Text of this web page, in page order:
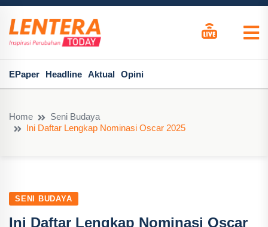
EPaper Headline Aktual Opini
Home
Seni Budaya
Ini Daftar Lengkap Nominasi Oscar 2025
SENI BUDAYA
Ini Daftar Lengkap Nominasi Oscar